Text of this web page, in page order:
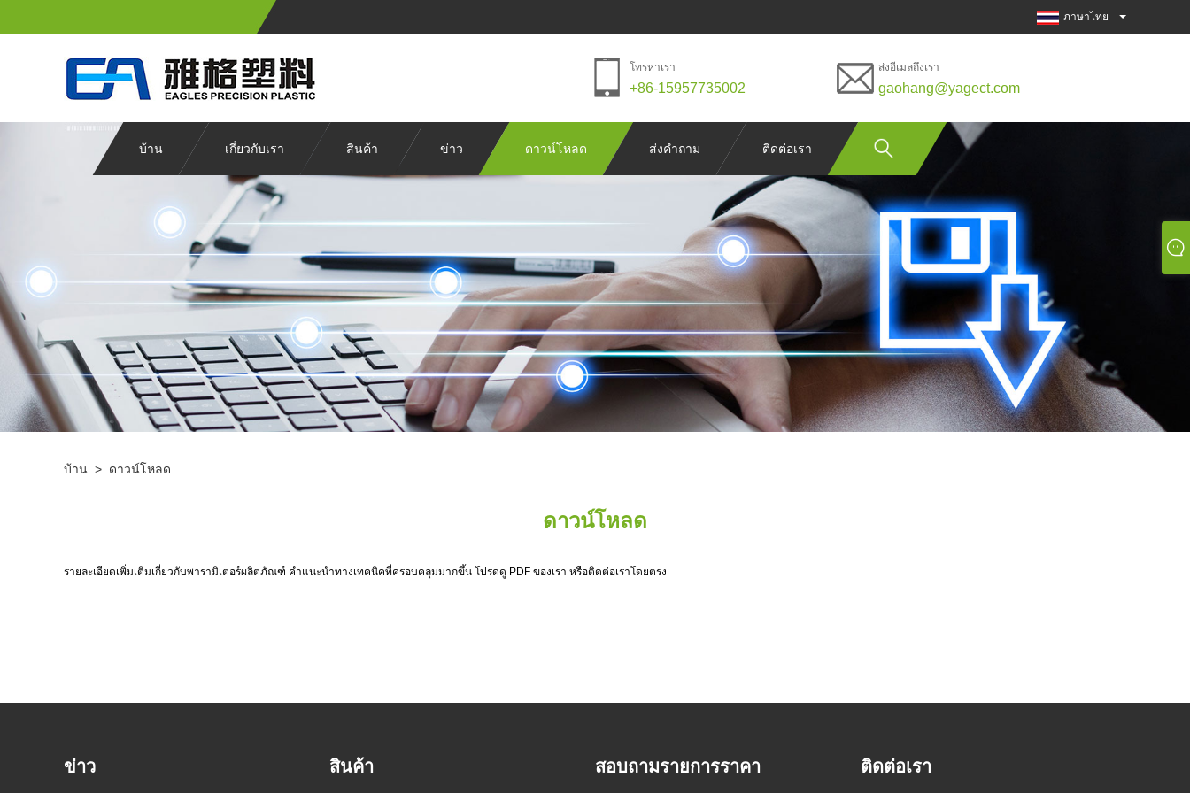
ภาษาไทย
โทรหาเรา
+86-15957735002
ส่งอีเมลถึงเรา
gaohang@yagect.com
บ้าน เกี่ยวกับเรา สินค้า ข่าว ดาวน์โหลด ส่งคำถาม ติดต่อเรา
บ้าน > ดาวน์โหลด
ดาวน์โหลด
รายละเอียดเพิ่มเติมเกี่ยวกับพารามิเตอร์ผลิตภัณฑ์ คำแนะนำทางเทคนิคที่ครอบคลุมมากขึ้น โปรดดู PDF ของเรา หรือติดต่อเราโดยตรง
ข่าว สินค้า สอบถามรายการราคา ติดต่อเรา